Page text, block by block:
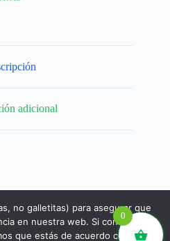
adicional
0
no galletitas) para asegurar que
en nuestra web. Si continúas
que estás de acuerdo con ello.